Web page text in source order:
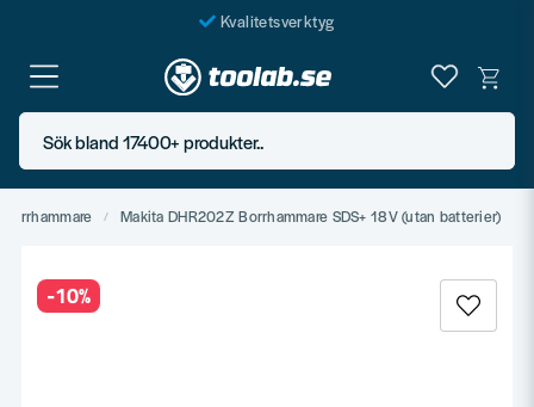
Kvalitetsverktyg
Fraktfritt över 999 SEK*
En järnhandel för alla
Butik i Göteborg
Sök bland 17400+ produkter..
Borrhammare Makita DHR202Z Borrhammare SDS+ 18V (utan batterier)
-10%